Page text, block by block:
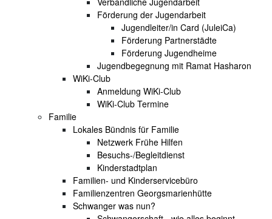
Förderung der Jugendarbeit
Jugendleiter/in Card (JuleiCa)
Förderung Partnerstädte
Förderung Jugendheime
Jugendbegegnung mit Ramat Hasharon
WiKi-Club
Anmeldung WiKi-Club
WiKi-Club Termine
Familie
Lokales Bündnis für Familie
Netzwerk Frühe Hilfen
Besuchs-/Begleitdienst
Kinderstadtplan
Familien- und Kinderservicebüro
Familienzentren Georgsmarienhütte
Schwanger was nun?